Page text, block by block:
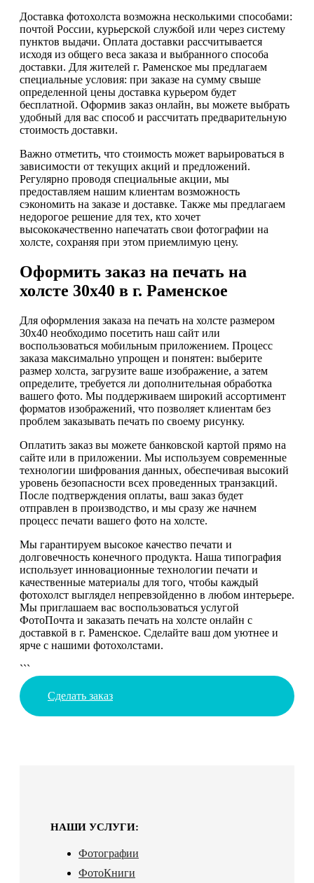
Доставка фотохолста возможна несколькими способами:
почтой России, курьерской службой или через систему
пунктов выдачи. Оплата доставки рассчитывается
исходя из общего веса заказа и выбранного способа
доставки. Для жителей г. Раменское мы предлагаем
специальные условия: при заказе на сумму свыше
определенной цены доставка курьером будет
бесплатной. Оформив заказ онлайн, вы можете выбрать
удобный для вас способ и рассчитать предварительную
стоимость доставки.
Важно отметить, что стоимость может варьироваться в
зависимости от текущих акций и предложений.
Регулярно проводя специальные акции, мы
предоставляем нашим клиентам возможность
сэкономить на заказе и доставке. Также мы предлагаем
недорогое решение для тех, кто хочет
высококачественно напечатать свои фотографии на
холсте, сохраняя при этом приемлимую цену.
Оформить заказ на печать на
холсте 30х40 в г. Раменское
Для оформления заказа на печать на холсте размером
30х40 необходимо посетить наш сайт или
воспользоваться мобильным приложением. Процесс
заказа максимально упрощен и понятен: выберите
размер холста, загрузите ваше изображение, а затем
определите, требуется ли дополнительная обработка
вашего фото. Мы поддерживаем широкий ассортимент
форматов изображений, что позволяет клиентам без
проблем заказывать печать по своему рисунку.
Оплатить заказ вы можете банковской картой прямо на
сайте или в приложении. Мы используем современные
технологии шифрования данных, обеспечивая высокий
уровень безопасности всех проведенных транзакций.
После подтверждения оплаты, ваш заказ будет
отправлен в производство, и мы сразу же начнем
процесс печати вашего фото на холсте.
Мы гарантируем высокое качество печати и
долговечность конечного продукта. Наша типография
использует инновационные технологии печати и
качественные материалы для того, чтобы каждый
фотохолст выглядел непревзойденно в любом интерьере.
Мы приглашаем вас воспользоваться услугой
ФотоПочта и заказать печать на холсте онлайн с
доставкой в г. Раменское. Сделайте ваш дом уютнее и
ярче с нашими фотохолстами.
```
Сделать заказ
НАШИ УСЛУГИ:
Фотографии
ФотоКниги